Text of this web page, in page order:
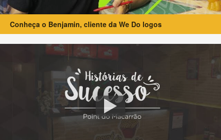
Conheça o Benjamin, cliente da We Do logos